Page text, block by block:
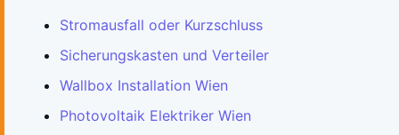
Stromausfall oder Kurzschluss
Sicherungskasten und Verteiler
Wallbox Installation Wien
Photovoltaik Elektriker Wien